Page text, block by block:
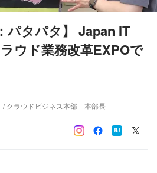
パタパタ】 Japan IT
ウド業務改革EXPOで
/ クラウドビジネス本部 本部長